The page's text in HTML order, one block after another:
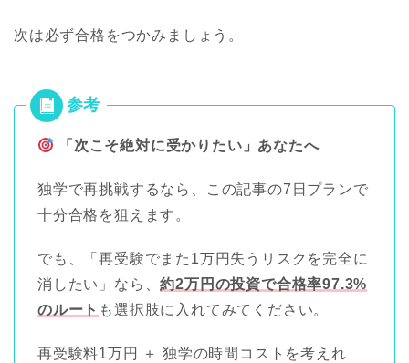
次は必ず合格をつかみましょう。
「次こそ絶対に受かりたい」あなたへ
独学で再挑戦するなら、この記事の7日プランで
十分合格を狙えます。
でも、「再受験でまた1万円失うリスクを完全に
消したい」なら、約2万円の投資で合格率97.3%
のルート も選択肢に入れてみてください。
再受験料1万円 ＋ 独学の時間コストを考えれ